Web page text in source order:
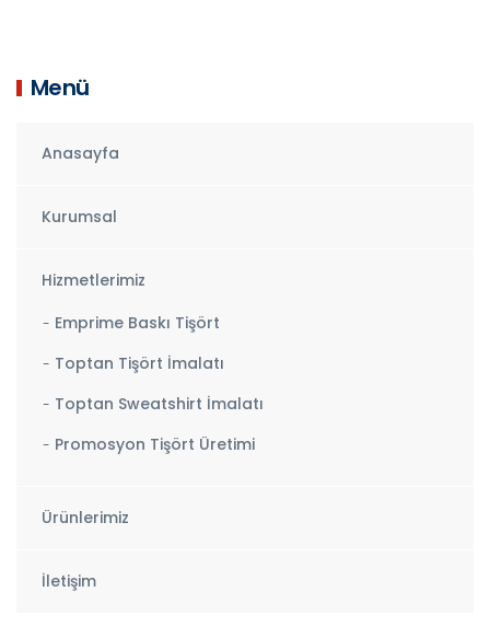
Menü
Anasayfa
Kurumsal
Hizmetlerimiz
Emprime Baskı Tişört
Toptan Tişört İmalatı
Toptan Sweatshirt İmalatı
Promosyon Tişört Üretimi
Ürünlerimiz
İletişim